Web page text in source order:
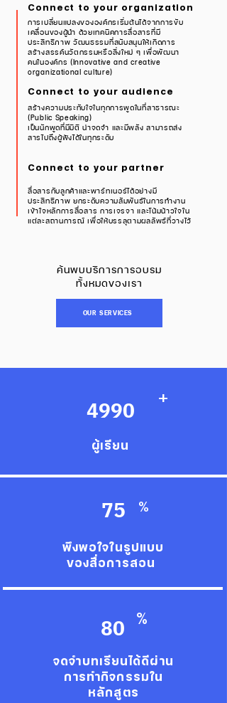
Connect to your organization
การเปลี่ยนแปลงขององค์กรเริ่มต้นได้จากการขับ
เคลื่อนของผู้นำ ด้วยเทคนิคการสื่อสารที่มี
ประสิทธิภาพ วัฒนธรรมที่สนับสนุนให้เกิดการ
สร้างสรรค์นวัตกรรมหรือสิ่งใหม่ ๆ เพื่อพัฒนา
คนในองค์กร (Innovative and creative
organizational culture)
Connect to your audience
สร้างความประทับใจในทุกการพูดในที่สาธารณะ
(Public Speaking)
เป็นนักพูดที่มีมิติ น่าจดจำ และมีพลัง สามารถส่ง
สารไปถึงผู้ฟังได้ในทุกระดับ
Connect to your partner
สื่อสารกับลูกค้าและพาร์ทเนอร์ได้อย่างมี
ประสิทธิภาพ ยกระดับความสัมพันธ์ในการทำงาน
เข้าใจหลักการสื่อสาร การเจรจา และโน้มน้าวใจใน
แต่ละสถานการณ์​ เพื่อให้บรรลุตามผลลัพธ์ที่วางไว้
ค้นพบบริการการอบรม
ทั้งหมดของเรา
OUR SERVICES
4990 +
ผู้เรียน
75 %
พึงพอใจในรูปแบบ
ของสื่อการสอน
%
80
จดจำบทเรียนได้ดีผ่าน
การทำกิจกรรมใน
หลักสูตร